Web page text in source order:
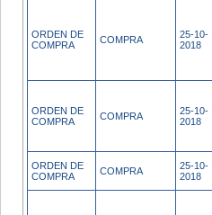
ORDEN DE
COMPRA
COMPRA
25-10-
2018
ORDEN DE
COMPRA
COMPRA
25-10-
2018
ORDEN DE
COMPRA
COMPRA
25-10-
2018